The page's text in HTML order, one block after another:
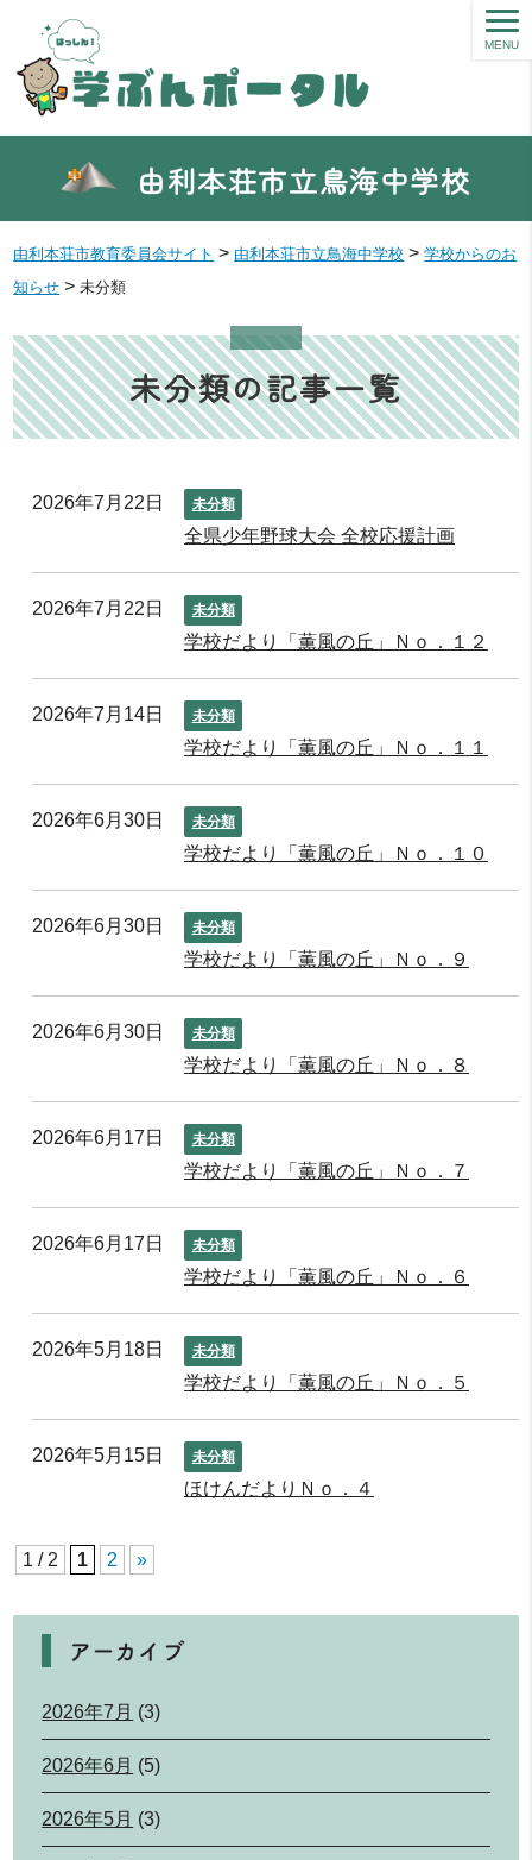
由利本荘市立鳥海中学校
MENU
由利本荘市教育委員会サイト > 由利本荘市立鳥海中学校 >学校からのお
知らせ >未分類
未分類の記事一覧
2026年7月22日 未分類
全県少年野球大会 全校応援計画
2026年7月22日 未分類
学校だより「薫風の丘」Ｎｏ．１２
2026年7月14日 未分類
学校だより「薫風の丘」Ｎｏ．１１
2026年6月30日 未分類
学校だより「薫風の丘」Ｎｏ．１０
2026年6月30日 未分類
学校だより「薫風の丘」Ｎｏ．９
2026年6月30日 未分類
学校だより「薫風の丘」Ｎｏ．８
2026年6月17日 未分類
学校だより「薫風の丘」Ｎｏ．７
2026年6月17日 未分類
学校だより「薫風の丘」Ｎｏ．６
2026年5月18日 未分類
学校だより「薫風の丘」Ｎｏ．５
2026年5月15日 未分類
ほけんだよりＮｏ．４
1 / 2 1 2 »
アーカイブ
2026年7月 (3)
2026年6月 (5)
2026年5月 (3)